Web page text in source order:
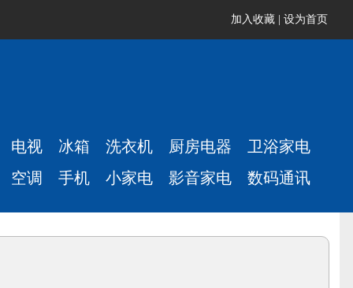
加入收藏 设为首页
电视 冰箱 洗衣机 厨房电器
卫浴家电
空调
手机 小家电 影音家电 数码通讯